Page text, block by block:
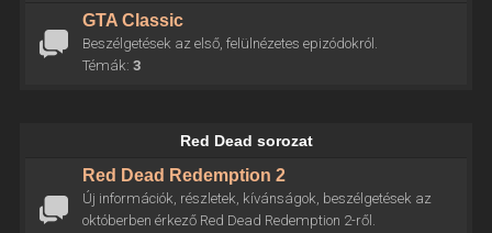
GTA Classic
Beszélgetések az első, felülnézetes epizódokról.
Témák: 3
Red Dead sorozat
Red Dead Redemption 2
Új információk, részletek, kívánságok, beszélgetések az
októberben érkező Red Dead Redemption 2-ről.